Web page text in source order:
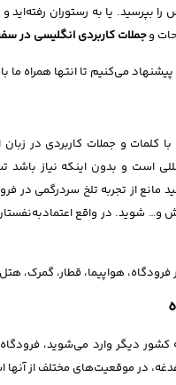
بپرسید. یا به رستوران
وجملات کاربردی انگلیسی در
می‌کنیم تا انتها همراه ما
کلمات و جملات کاربردی در
است و بدون اینکه نیاز باشد
مانع از تجربه تلخ سردرگمی در
و… شوید. در واقع
هواپیما، قطار، گمرک،
کشور دیگر وارد می‌شوید،
در موقعیت‌های مختلف از آنها